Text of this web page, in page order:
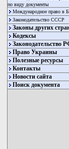
по виду документы
Международное право в
Законодательство СССР
Законы других
Кодексы
Законодательство
Право Украины
Полезные ресурсы
Контакты
Новости сайта
Поиск документа